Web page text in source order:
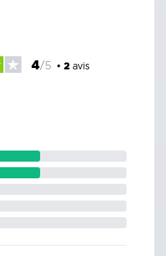
4/5 • 2avis